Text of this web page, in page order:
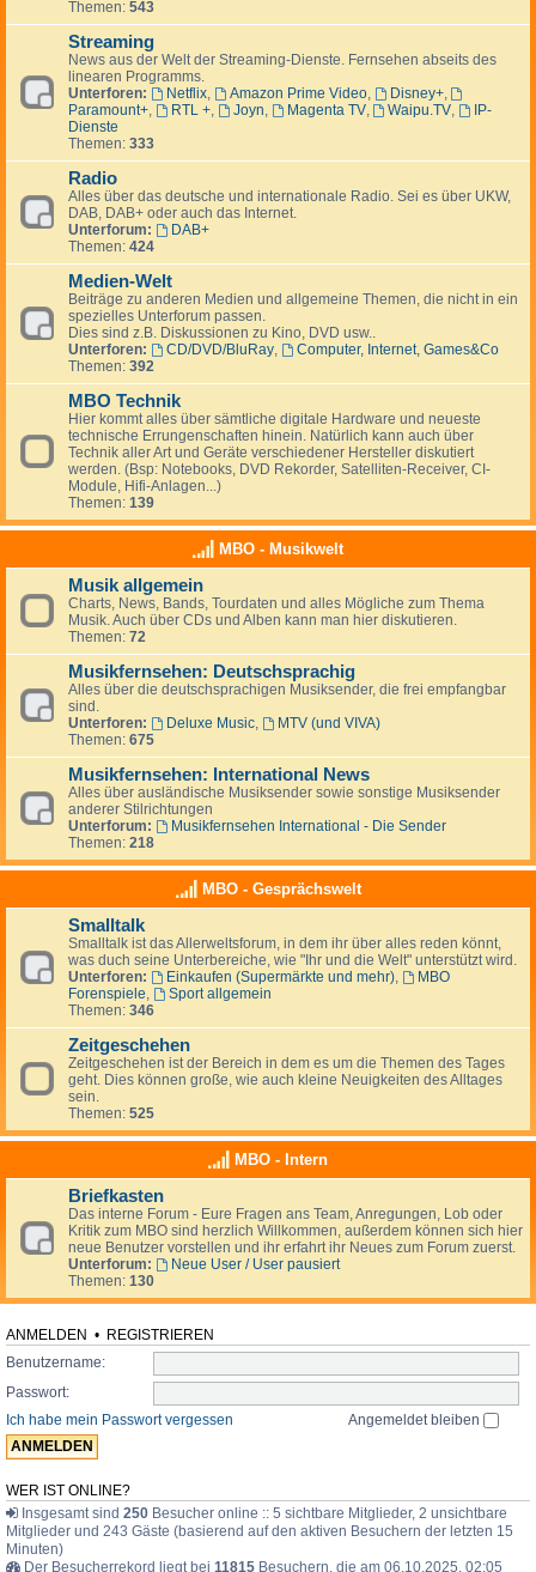
Themen: 543
Streaming
News aus der Welt der Streaming-Dienste. Fernsehen abseits des
linearen Programms.
Unterforen:
Netflix, Amazon Prime Video, Disney+,
Paramount+, RTL +, Joyn, Magenta TV, Waipu.TV,
IP-
Dienste
Themen: 333
Radio
Alles über das deutsche und internationale Radio. Sei es über UKW,
DAB, DAB+ oder auch das Internet.
Unterforum:
DAB+
Themen: 424
Medien-Welt
Beiträge zu anderen Medien und allgemeine Themen, die nicht in ein
spezielles Unterforum passen.
Dies sind z.B. Diskussionen zu Kino, DVD usw..
Unterforen:
CD/DVD/BluRay,
Computer, Internet, Games&Co
Themen: 392
MBO Technik
Hier kommt alles über sämtliche digitale Hardware und neueste
technische Errungenschaften hinein. Natürlich kann auch über
Technik aller Art und Geräte verschiedener Hersteller diskutiert
werden. (Bsp: Notebooks, DVD Rekorder, Satelliten-Receiver, CI-
Module, Hifi-Anlagen...)
Themen: 139
MBO - Musikwelt
Musik allgemein
Charts, News, Bands, Tourdaten und alles Mögliche zum Thema
Musik. Auch über CDs und Alben kann man hier diskutieren.
Themen: 72
Musikfernsehen: Deutschsprachig
Alles über die deutschsprachigen Musiksender, die frei empfangbar
sind.
Unterforen:
Deluxe Music,
MTV (und VIVA)
Themen: 675
Musikfernsehen: International News
Alles über ausländische Musiksender sowie sonstige Musiksender
anderer Stilrichtungen
Unterforum:
Musikfernsehen International - Die Sender
Themen: 218
MBO - Gesprächswelt
Smalltalk
Smalltalk ist das Allerweltsforum, in dem ihr über alles reden könnt,
was duch seine Unterbereiche, wie "Ihr und die Welt" unterstützt wird.
Unterforen:
Einkaufen (Supermärkte und mehr),
MBO
Forenspiele
Sport allgemein
Themen: 346
Zeitgeschehen
Zeitgeschehen ist der Bereich in dem es um die Themen des Tages
geht. Dies können große, wie auch kleine Neuigkeiten des Alltages
sein.
Themen: 525
MBO - Intern
Briefkasten
Das interne Forum - Eure Fragen ans Team, Anregungen, Lob oder
Kritik zum MBO sind herzlich Willkommen, außerdem können sich hier
neue Benutzer vorstellen und ihr erfahrt ihr Neues zum Forum zuerst.
Unterforum:
Neue User / User pausiert
Themen: 130
ANMELDEN • REGISTRIEREN
Benutzername:
Passwort:
Ich habe mein Passwort vergessen
Angemeldet bleiben
WER IST ONLINE?
Insgesamt sind 250 Besucher online :: 5 sichtbare Mitglieder, 2 unsichtbare
Mitglieder und 243 Gäste (basierend auf den aktiven Besuchern der letzten 15
Minuten)
Der Besucherrekord liegt bei 11815 Besuchern, die am 06.10.2025, 02:05